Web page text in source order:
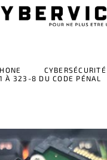
À 323-8 DU CODE PÉNAL